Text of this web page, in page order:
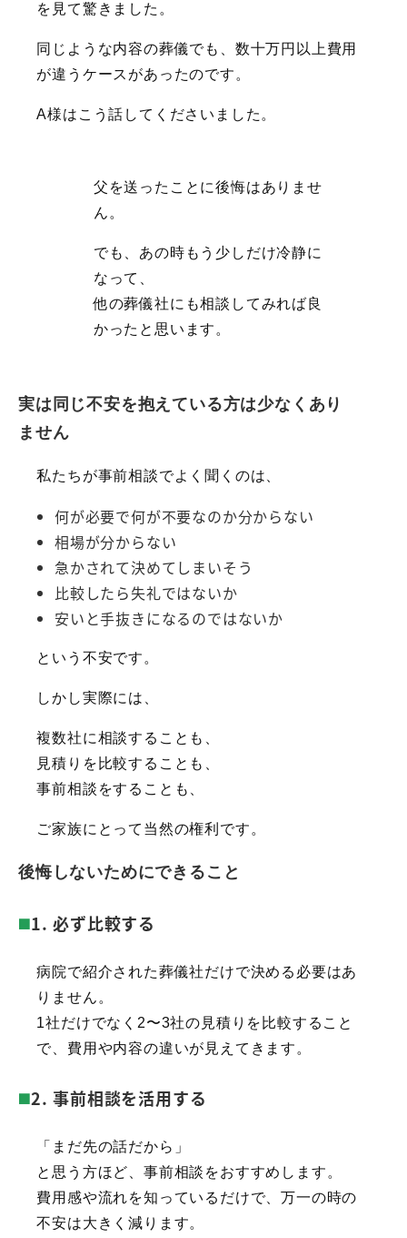
を見て驚きました。
同じような内容の葬儀でも、数十万円以上費用
が違うケースがあったのです。
A様はこう話してくださいました。
父を送ったことに後悔はありませ
ん。
でも、あの時もう少しだけ冷静に
なって、
他の葬儀社にも相談してみれば良
かったと思います。
実は同じ不安を抱えている方は少なくあり
ません
私たちが事前相談でよく聞くのは、
何が必要で何が不要なのか分からない
相場が分からない
急かされて決めてしまいそう
比較したら失礼ではないか
安いと手抜きになるのではないか
という不安です。
しかし実際には、
複数社に相談することも、
見積りを比較することも、
事前相談をすることも、
ご家族にとって当然の権利です。
後悔しないためにできること
1. 必ず比較する
病院で紹介された葬儀社だけで決める必要はあ
りません。
1社だけでなく2〜3社の見積りを比較すること
で、費用や内容の違いが見えてきます。
2. 事前相談を活用する
「まだ先の話だから」
と思う方ほど、事前相談をおすすめします。
費用感や流れを知っているだけで、万一の時の
不安は大きく減ります。